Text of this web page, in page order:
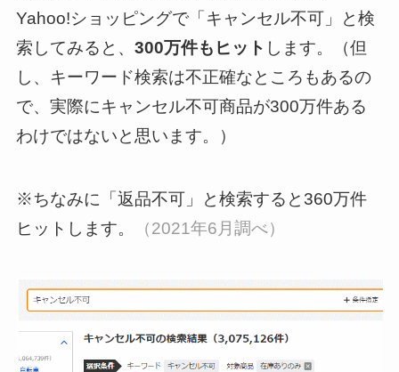
Yahoo!ショッピングで「キャンセル不可」と検
索してみると、 300万件もヒット します。（但
し、キーワード検索は不正確なところもあるの
で、実際にキャンセル不可商品が300万件ある
わけではないと思います。）
※ちなみに「返品不可」と検索すると360万件
ヒットします。
（2021年6月調べ）